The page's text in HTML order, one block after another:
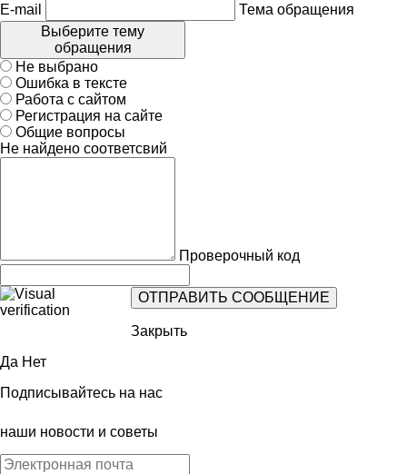
E-mail
Тема обращения
Выберите тему
обращения
Не выбрано
Ошибка в тексте
Работа с сайтом
Регистрация на сайте
Общие вопросы
Не найдено соответсвий
Проверочный код
Закрыть
Да Нет
Подписывайтесь на нас
наши новости и советы